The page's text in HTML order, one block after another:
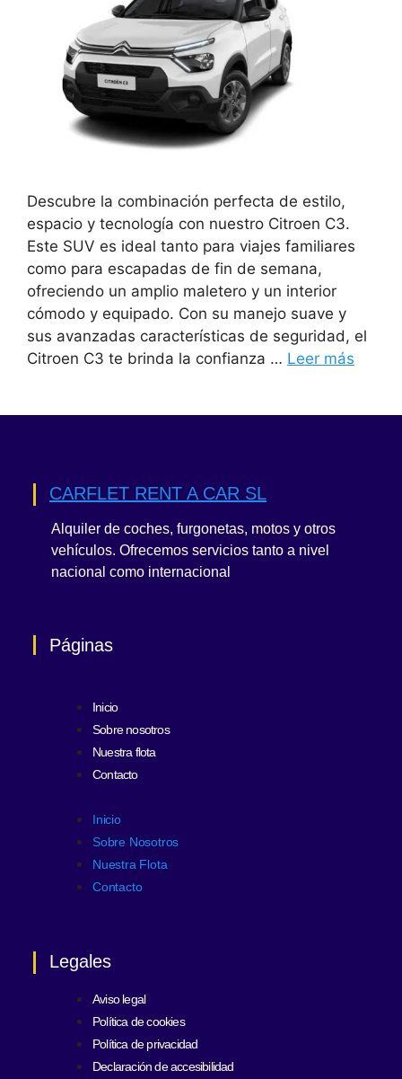
Descubre la combinación perfecta de estilo,
espacio y tecnología con nuestro Citroen C3.
Este SUV es ideal tanto para viajes familiares
como para escapadas de fin de semana,
ofreciendo un amplio maletero y un interior
cómodo y equipado. Con su manejo suave y
sus avanzadas características de seguridad, el
Citroen C3 te brinda la confianza … Leer más
CARFLET RENT A CAR SL
Alquiler de coches, furgonetas, motos y otros
vehículos. Ofrecemos servicios tanto a nivel
nacional como internacional
Páginas
Inicio
Sobre nosotros
Nuestra flota
Contacto
Inicio
Sobre Nosotros
Nuestra Flota
Contacto
Legales
Aviso legal
Política de cookies
Política de privacidad
Declaración de accesibilidad